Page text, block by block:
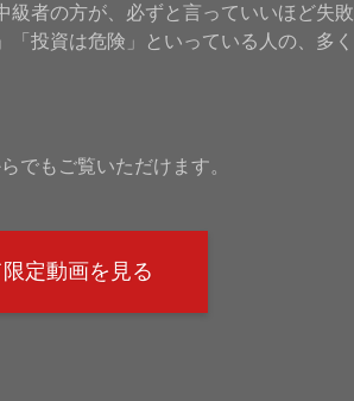
者の方が、必ずと言っていいほど失敗
投資は危険」といっている人の、多く
でもご覧いただけます。
定動画を見る